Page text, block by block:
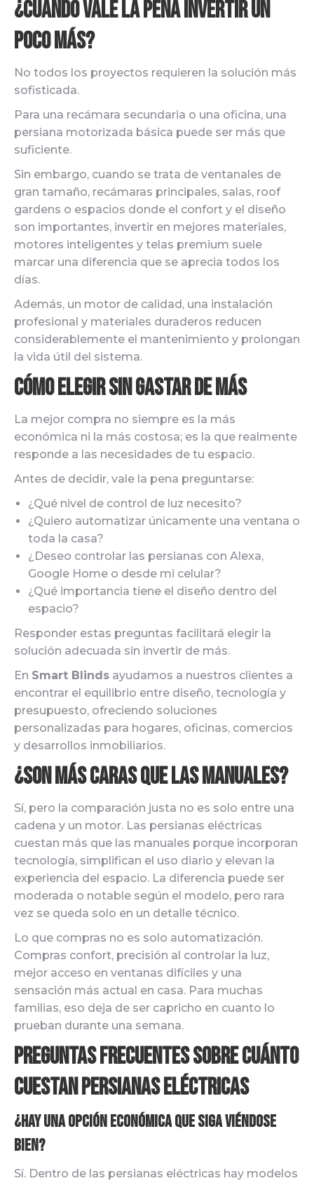
¿Cuándo vale la pena invertir un
poco más?
No todos los proyectos requieren la solución más
sofisticada.
Para una recámara secundaria o una oficina, una
persiana motorizada básica puede ser más que
suficiente.
Sin embargo, cuando se trata de ventanales de
gran tamaño, recámaras principales, salas, roof
gardens o espacios donde el confort y el diseño
son importantes, invertir en mejores materiales,
motores inteligentes y telas premium suele
marcar una diferencia que se aprecia todos los
días.
Además, un motor de calidad, una instalación
profesional y materiales duraderos reducen
considerablemente el mantenimiento y prolongan
la vida útil del sistema.
Cómo elegir sin gastar de más
La mejor compra no siempre es la más
económica ni la más costosa; es la que realmente
responde a las necesidades de tu espacio.
Antes de decidir, vale la pena preguntarse:
¿Qué nivel de control de luz necesito?
¿Quiero automatizar únicamente una ventana o
toda la casa?
¿Deseo controlar las persianas con Alexa,
Google Home o desde mi celular?
¿Qué importancia tiene el diseño dentro del
espacio?
Responder estas preguntas facilitará elegir la
solución adecuada sin invertir de más.
En Smart Blinds ayudamos a nuestros clientes a
encontrar el equilibrio entre diseño, tecnología y
presupuesto, ofreciendo soluciones
personalizadas para hogares, oficinas, comercios
y desarrollos inmobiliarios.
¿Son más caras que las manuales?
Sí, pero la comparación justa no es solo entre una
cadena y un motor. Las persianas eléctricas
cuestan más que las manuales porque incorporan
tecnología, simplifican el uso diario y elevan la
experiencia del espacio. La diferencia puede ser
moderada o notable según el modelo, pero rara
vez se queda solo en un detalle técnico.
Lo que compras no es solo automatización.
Compras confort, precisión al controlar la luz,
mejor acceso en ventanas difíciles y una
sensación más actual en casa. Para muchas
familias, eso deja de ser capricho en cuanto lo
prueban durante una semana.
Preguntas frecuentes sobre cuánto
cuestan persianas eléctricas
¿Hay una opción económica que siga viéndose
bien?
Sí. Dentro de las persianas eléctricas hay modelos